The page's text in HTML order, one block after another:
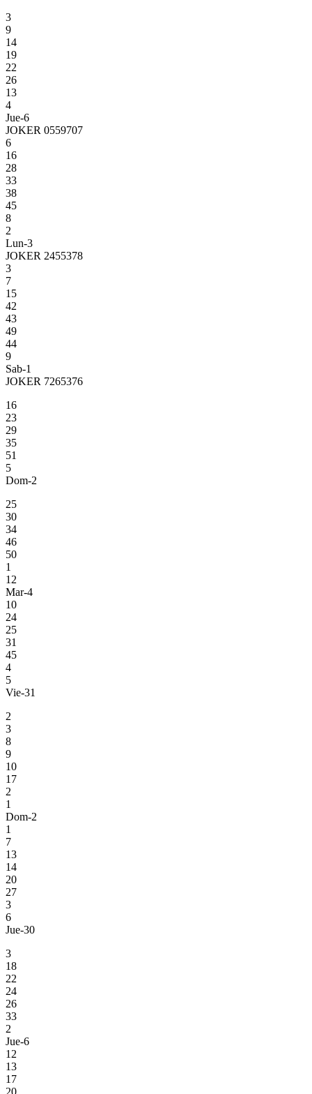
3
9
14
19
22
26
13
4
Jue-6
JOKER 0559707
6
16
28
33
38
45
8
2
Lun-3
JOKER 2455378
3
7
15
42
43
49
44
9
Sab-1
JOKER 7265376
16
23
29
35
51
5
Dom-2
25
30
34
46
50
1
12
Mar-4
10
24
25
31
45
4
5
Vie-31
2
3
8
9
10
17
2
1
Dom-2
1
7
13
14
20
27
3
6
Jue-30
3
18
22
24
26
33
2
Jue-6
12
13
17
20